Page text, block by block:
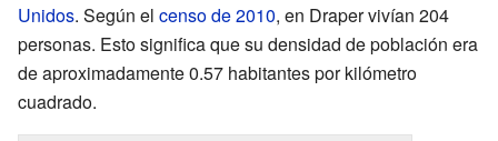
Unidos. Según el censo de 2010, en Draper vivían 204
personas. Esto significa que su densidad de población era
de aproximadamente 0.57 habitantes por kilómetro
cuadrado.